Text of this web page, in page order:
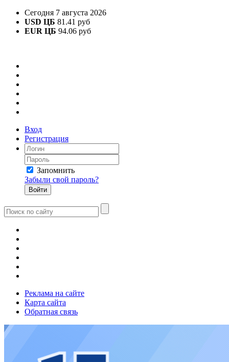
Сегодня 7 августа 2026
USD ЦБ 81.41 руб
EUR ЦБ 94.06 руб
Вход
Регистрация
Запомнить
Забыли свой пароль?
Реклама на сайте
Карта сайта
Обратная связь